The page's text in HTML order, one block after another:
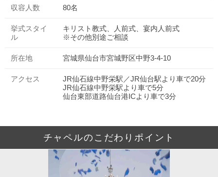
収容人数 80名
挙式スタイ
ル
キリスト教式、人前式、宴内人前式
※その他別途ご相談
所在地 宮城県仙台市宮城野区中野3-4-10
アクセス
JR仙石線中野栄駅／JR仙台駅より車で20分
JR仙石線中野栄駅より車で5分
仙台東部道路仙台港ICより車で3分
チャペルのこだわりポイント